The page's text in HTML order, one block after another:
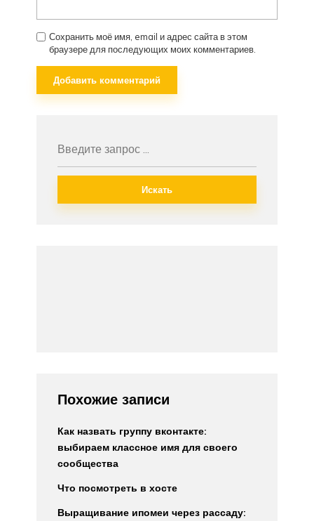
Сохранить моё имя, email и адрес сайта в этом
браузере для последующих моих комментариев.
Искать
Похожие записи
Как назвать группу вконтакте:
выбираем классное имя для своего
сообщества
Что посмотреть в хосте
Выращивание ипомеи через рассаду: